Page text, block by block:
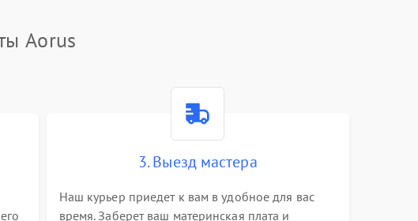
Aorus
3. Выезд мастера
Наш курьер приедет к вам в удобное для вас
время. Заберет ваш материнская плата и